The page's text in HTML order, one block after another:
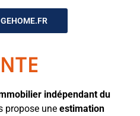
indépendant du
propose une estimation